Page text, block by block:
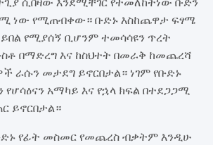
ነው የሚጠብቀው። ቡድኑ እስከጨዋታ ፍፃሜ
የሚያሰኝ ቢሆንም ተመሳሳዩን ጥረት
በማድረግ እና ከስህተት በመራቅ ከመጨረሻ
ራሱን መታደግ ይኖርበታል። ነገም የቡድኑ
አማካይ እና የኋላ ክፍል በተደጋጋሚ
ይኖርበታል።
የፊት መስመር የመጨረስ ብቃትም እንዲሁ